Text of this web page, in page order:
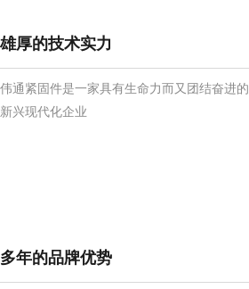
雄厚的技术实力
伟通紧固件是一家具有生命力而又团结奋进的
新兴现代化企业
多年的品牌优势